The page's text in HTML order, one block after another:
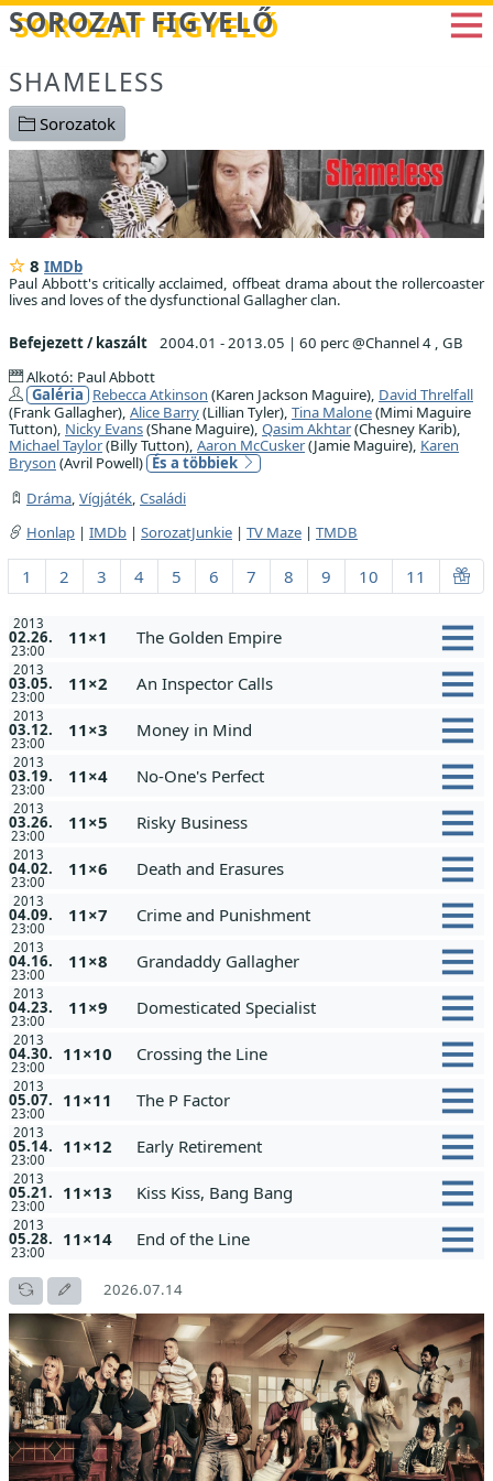
Betöltés...
SOROZAT FIGYELŐ
SHAMELESS
Sorozatok
8 IMDb
Paul Abbott's critically acclaimed, offbeat drama about the rollercoaster
lives and loves of the dysfunctional Gallagher clan.
Befejezett / kaszált 2004.01 - 2013.05 | 60 perc @Channel 4 , GB
Alkotó: Paul Abbott
Galéria Rebecca Atkinson (Karen Jackson Maguire), David Threlfall
(Frank Gallagher), Alice Barry(Lillian Tyler), Tina Malone(Mimi Maguire
Tutton), Nicky Evans(Shane Maguire), Qasim Akhtar(Chesney Karib),
Michael Taylor(Billy Tutton), Aaron McCusker(Jamie Maguire), Karen
Bryson (Avril Powell) És a többiek
Dráma, Vígjáték, Családi
Honlap | IMDb | SorozatJunkie | TV Maze | TMDB
1 2 3 4 5 6 7 8 9 10 11
2013
02.26.
23:00
11×1 The Golden Empire
2013
03.05.
23:00
11×2 An Inspector Calls
2013
03.12.
23:00
11×3 Money in Mind
2013
03.19.
23:00
11×4 No-One's Perfect
2013
03.26.
23:00
11×5 Risky Business
2013
04.02.
23:00
11×6 Death and Erasures
2013
04.09.
23:00
11×7 Crime and Punishment
2013
04.16.
23:00
11×8 Grandaddy Gallagher
2013
04.23.
23:00
11×9 Domesticated Specialist
2013
04.30.
23:00
11×10 Crossing the Line
2013
05.07.
23:00
11×11 The P Factor
2013
05.14.
23:00
11×12 Early Retirement
2013
05.21.
23:00
11×13 Kiss Kiss, Bang Bang
2013
05.28.
23:00
11×14 End of the Line
2026.07.14